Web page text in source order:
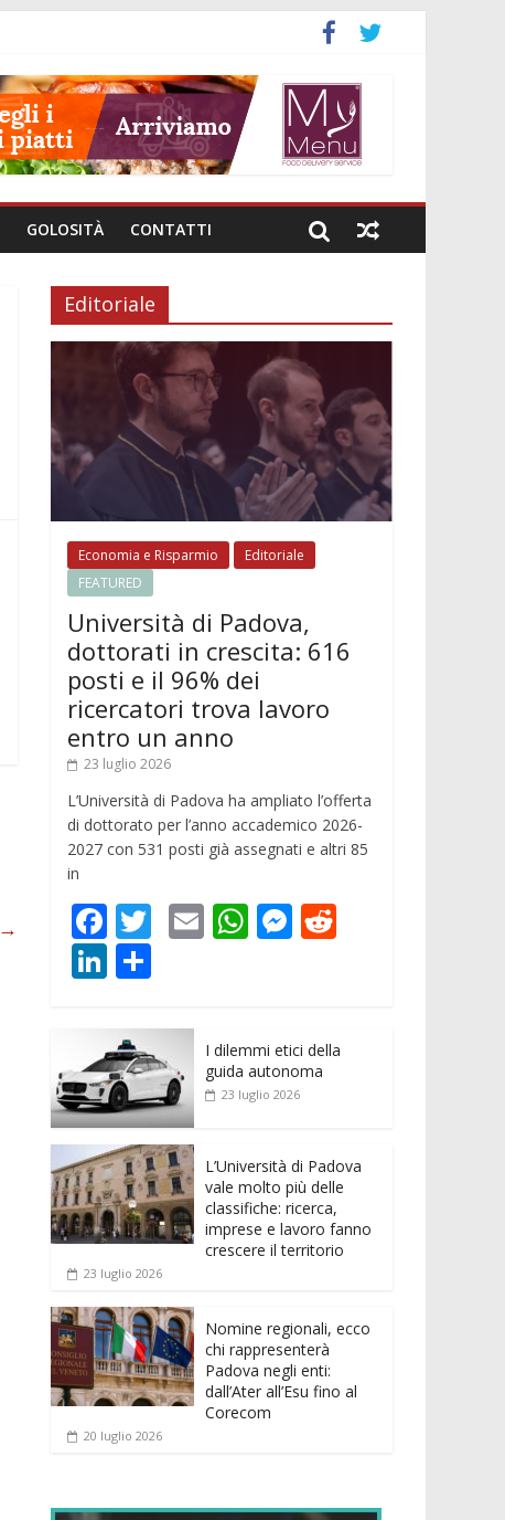
GOLOSITÀ CONTATTI
→
Editoriale
Economia e Risparmio
Editoriale
FEATURED
Università di Padova,
dottorati in crescita: 616
posti e il 96% dei
ricercatori trova lavoro
entro un anno
23 luglio 2026
L’Università di Padova ha ampliato l’offerta
di dottorato per l’anno accademico 2026-
2027 con 531 posti già assegnati e altri 85
in
F
ac
e
b
o
o
k
T
er
E W
A
p
M
n
g
t
Li
k
e
dI
n
n
di
vi
di
I dilemmi etici della
guida autonoma
23 luglio 2026
L’Università di Padova
vale molto più delle
classifiche: ricerca,
imprese e lavoro fanno
crescere il territorio
23 luglio 2026
Nomine regionali, ecco
chi rappresenterà
Padova negli enti:
dall’Ater all’Esu fino al
Corecom
20 luglio 2026